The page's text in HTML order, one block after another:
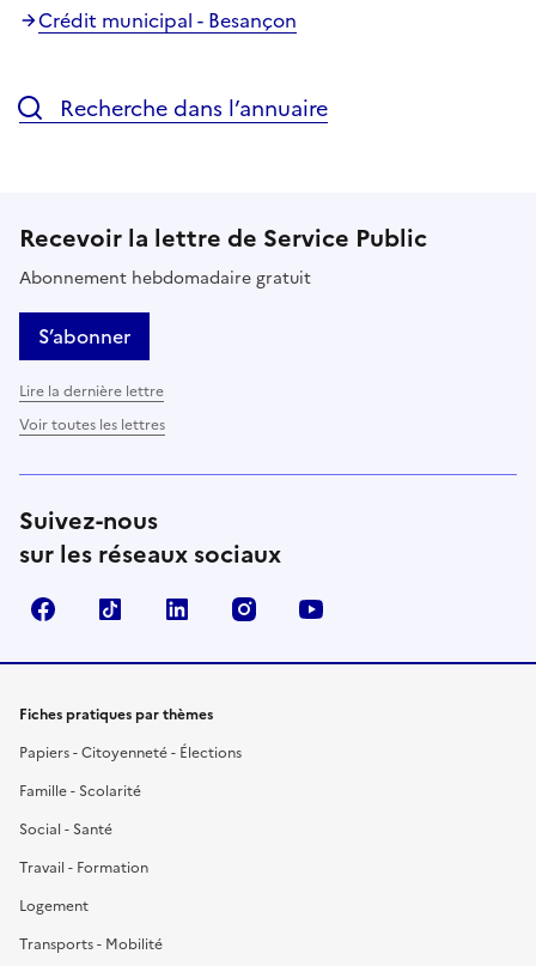
Crédit municipal - Besançon
Recherche dans l’annuaire
Recevoir la lettre de Service Public
Abonnement hebdomadaire gratuit
S’abonner
Lire la dernière lettre
Voir toutes les lettres
Suivez-nous
sur les réseaux sociaux
FacebookTikTok LinkedIn Instagram
Fiches pratiques par thèmes
Papiers - Citoyenneté - Élections
Famille - Scolarité
Social - Santé
Travail - Formation
Logement
Transports - Mobilité